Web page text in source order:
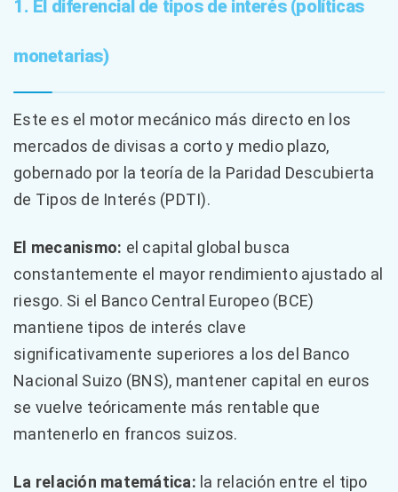
1. El diferencial de tipos de interés (políticas
monetarias)
Este es el motor mecánico más directo en los
mercados de divisas a corto y medio plazo,
gobernado por la teoría de la Paridad Descubierta
de Tipos de Interés (PDTI).
El mecanismo: el capital global busca
constantemente el mayor rendimiento ajustado al
riesgo. Si el Banco Central Europeo (BCE)
mantiene tipos de interés clave
significativamente superiores a los del Banco
Nacional Suizo (BNS), mantener capital en euros
se vuelve teóricamente más rentable que
mantenerlo en francos suizos.
La relación matemática: la relación entre el tipo